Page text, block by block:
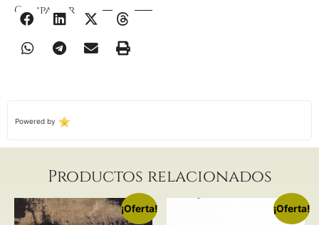
Compartir
Powered by
Productos relacionados
¡Oferta! ¡Oferta!